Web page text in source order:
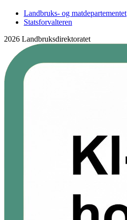
Landbruks- og matdepartementet
Statsforvalteren
2026 Landbruksdirektoratet